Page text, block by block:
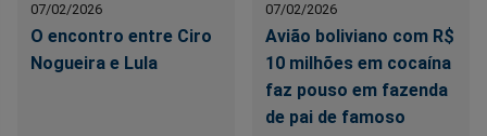
07/02/2026
O encontro entre Ciro
Nogueira e Lula
07/02/2026
Avião boliviano com R$
10 milhões em cocaína
faz pouso em fazenda
de pai de famoso